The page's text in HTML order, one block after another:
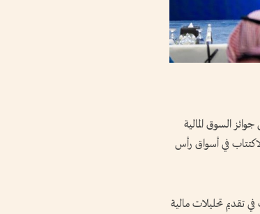
السوق المالية
الاكتتاب في أسواق رأس
تقديم تحليلات مالية